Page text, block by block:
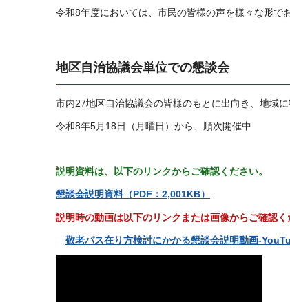
令和8年度においては、市民の皆様の声を様々な形で
地区自治協議会単位での懇談会
市内27地区自治協議会の皆様のもとに出向き、地域
令和8年5月18日（月曜日）から、順次開催中
説明資料は、以下のリンクからご確認ください。
懇談会説明資料（PDF：2,001KB）
説明時の動画は以下のリンクまたは画像からご確認く
敬老パス在り方検討にかかる懇談会説明動画-